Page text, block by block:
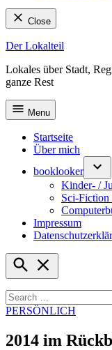
Close
Skip
content
Der Lokalteil
Lokales über Stadt,
ganze Rest
Menu
Startseite
Über mich
booklooker
Kinder- /
Sci-Fiction
Impressum
Open
Search
for:
POSTED
PERSÖNLICH
2014 im